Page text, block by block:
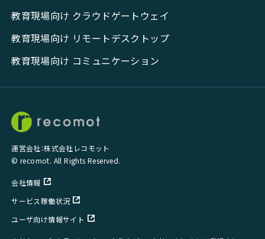
教育現場向け クラウドゲートウェイ
教育現場向け リモートデスクトップ
教育現場向け コミュニケーション
運営会社：株式会社レコモット
© recomot. All Rights Reserved.
会社情報
サービス稼働状況
ユーザ向け情報サイト